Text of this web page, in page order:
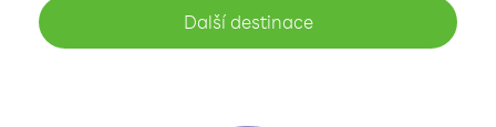
Další destinace